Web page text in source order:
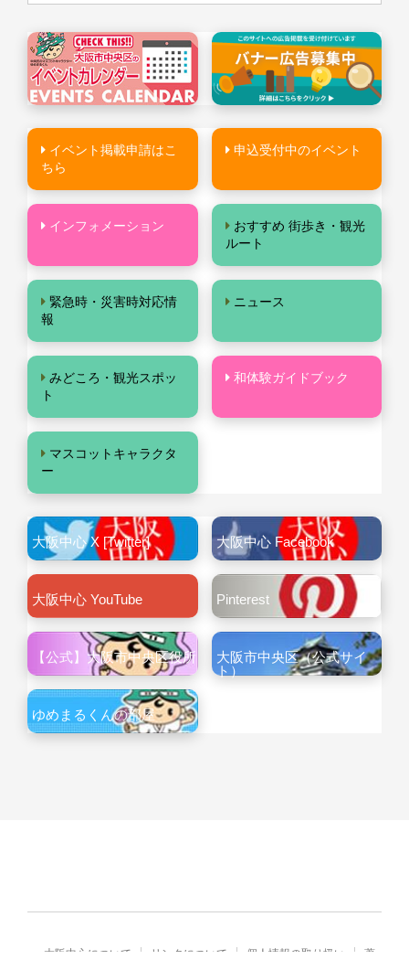
イベント掲載申請はこ
ちら
申込受付中のイベント
インフォメーション
おすすめ 街歩き・観光
ルート
緊急時・災害時対応情
報
ニュース
みどころ・観光スポッ
ト
和体験ガイドブック
マスコットキャラクタ
ー
大阪中心 X [Twitter] 大阪中心 Facebook
大阪中心 YouTube Pinterest
【公式】大阪市中央区役所
大阪市中央区（公式サイ
ト）
ゆめまるくんの部屋
大阪中心について リンクについて 個人情報の取り扱い
著